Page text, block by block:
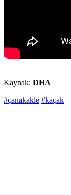
Kaynak: DHA
#çanakakle #kaçak